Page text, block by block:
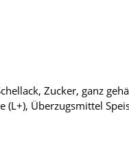
Zucker, ganz
Überzugsmittel